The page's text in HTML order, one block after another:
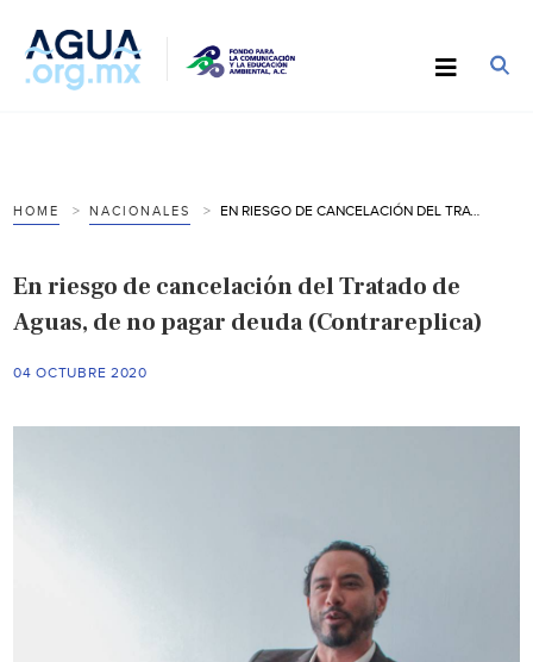
HOME NACIONALES EN RIESGO DE CANCELACIÓN DEL TRATADO DE AGUAS, DE NO PAGAR DEUDA (CONTRAREPLICA)
En riesgo de cancelación del Tratado de
Aguas, de no pagar deuda (Contrareplica)
04 OCTUBRE 2020